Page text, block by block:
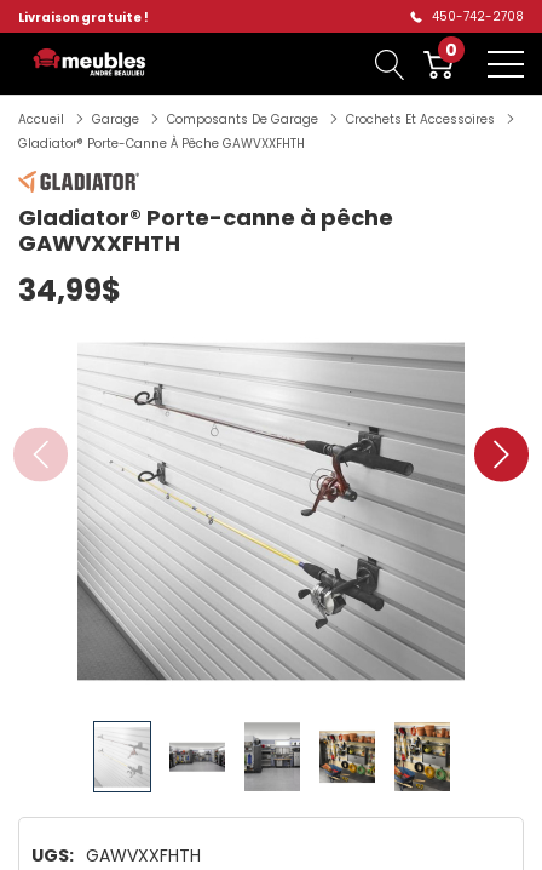
Livraison gratuite ! 450-742-2708
0
Accueil Garage Composants De Garage
Crochets Et Accessoires
Gladiator® Porte-Canne À Pêche GAWVXXFHTH
Gladiator® Porte-canne à pêche
GAWVXXFHTH
34,99$
UGS: GAWVXXFHTH